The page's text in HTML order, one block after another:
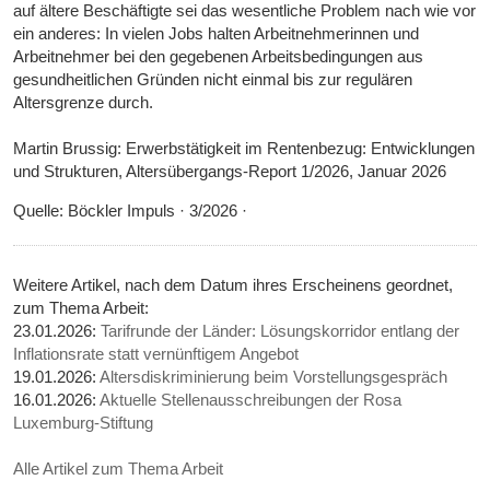
auf ältere Beschäftigte sei das wesentliche Problem nach wie vor
ein anderes: In vielen Jobs halten Arbeitnehmerinnen und
Arbeitnehmer bei den gegebenen Arbeitsbedingungen aus
gesundheitlichen Gründen nicht einmal bis zur regulären
Altersgrenze durch.
Martin Brussig: Erwerbstätigkeit im Rentenbezug: Entwicklungen
und Strukturen, Altersübergangs-Report 1/2026, Januar 2026
Quelle: Böckler Impuls · 3/2026 ·
Weitere Artikel, nach dem Datum ihres Erscheinens geordnet,
zum Thema Arbeit:
23.01.2026:Tarifrunde der Länder: Lösungskorridor entlang der
Inflationsrate statt vernünftigem Angebot
19.01.2026:Altersdiskriminierung beim Vorstellungsgespräch
16.01.2026:Aktuelle Stellenausschreibungen der Rosa
Luxemburg-Stiftung
Alle Artikel zum Thema Arbeit